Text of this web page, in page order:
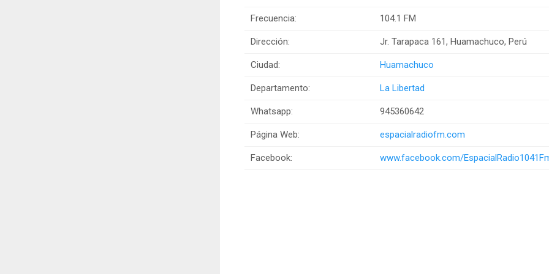
Frecuencia: 104.1 FM
Dirección: Jr. Tarapaca 161, Huamachuco, Perú
Ciudad: Huamachuco
Departamento: La Libertad
Whatsapp: 945360642
Página Web: espacialradiofm.com
Facebook: www.facebook.com/